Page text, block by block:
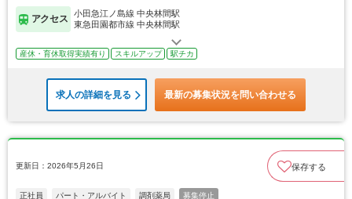
アクセス
小田急江ノ島線 中央林間駅
東急田園都市線 中央林間駅
産休・育休取得実績有り スキルアップ 駅チカ
求人の詳細を見る 最新の募集状況を問い合わせる
更新日：2026年5月26日 保存する
正社員 パート・アルバイト 調剤薬局 募集停止